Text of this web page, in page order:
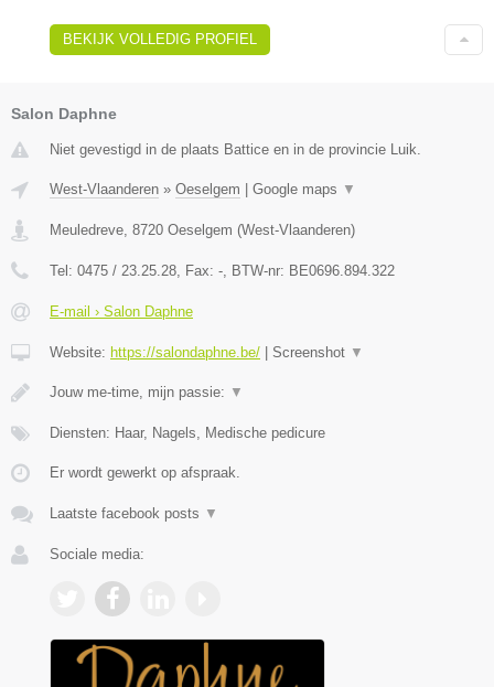
BEKIJK VOLLEDIG PROFIEL
Salon Daphne
Niet gevestigd in de plaats Battice en in de provincie Luik.
West-Vlaanderen » Oeselgem Google maps ▼
Meuledreve, 8720 Oeselgem (West-Vlaanderen)
Tel: 0475 / 23.25.28, Fax: -, BTW-nr: BE0696.894.322
E-mail › Salon Daphne
Website: https://salondaphne.be/ Screenshot ▼
Jouw me-time, mijn passie: ▼
Diensten: Haar, Nagels, Medische pedicure
Er wordt gewerkt op afspraak.
Laatste facebook posts ▼
Sociale media: